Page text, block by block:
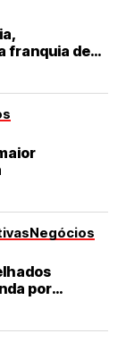
franquia de
no RN
Negócios
por